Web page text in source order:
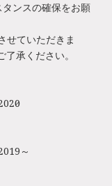
ンスの確保をお願
ていただきま
承ください。
～
～